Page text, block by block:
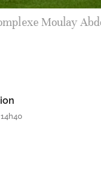
le Cameroun au